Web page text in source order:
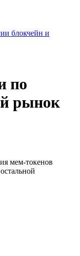
блокчейн и
по
рынок
мем-токенов